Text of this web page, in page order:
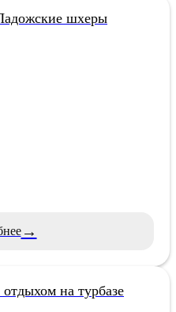
шхеры
→
на турбазе